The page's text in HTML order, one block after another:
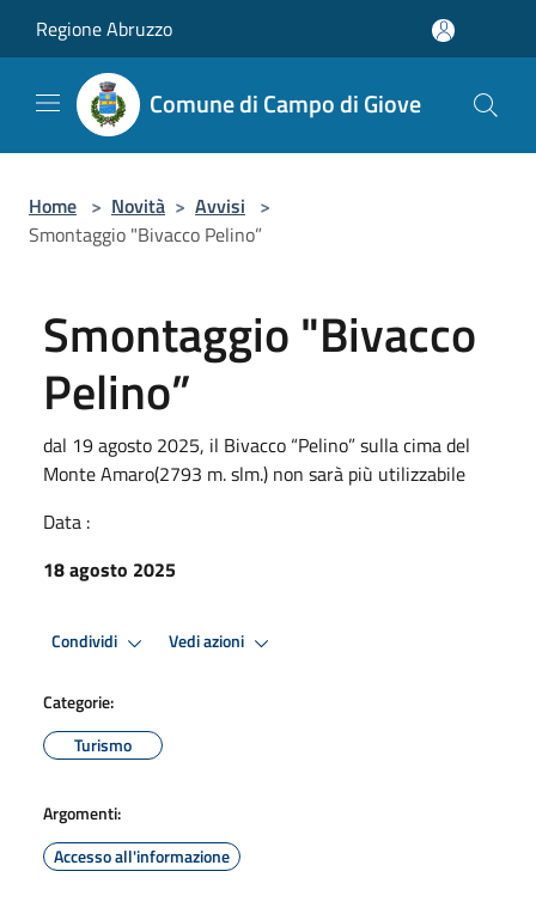
Regione Abruzzo
Comune di Campo di Giove
Home > Novità > Avvisi >
Smontaggio "Bivacco Pelino”
Smontaggio "Bivacco
Pelino”
dal 19 agosto 2025, il Bivacco “Pelino” sulla cima del
Monte Amaro(2793 m. slm.) non sarà più utilizzabile
Data :
18 agosto 2025
Condividi Vedi azioni
Categorie:
Turismo
Argomenti:
Accesso all'informazione